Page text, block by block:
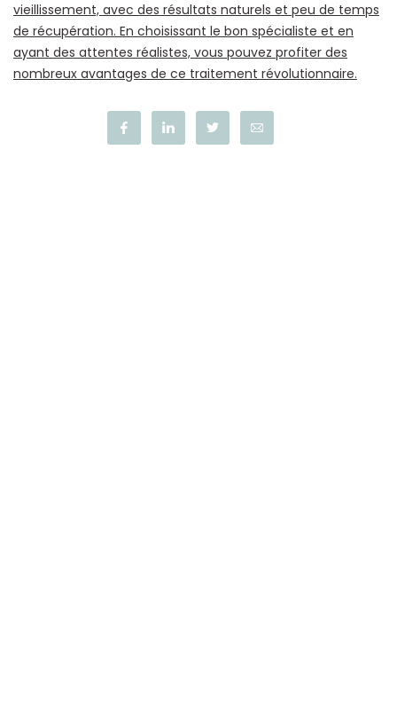
vieillissement, avec des résultats naturels et peu de temps
de récupération. En choisissant le bon spécialiste et en
ayant des attentes réalistes, vous pouvez profiter des
nombreux avantages de ce traitement révolutionnaire.